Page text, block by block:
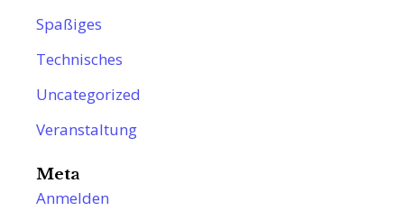
Spaßiges
Technisches
Uncategorized
Veranstaltung
Meta
Anmelden